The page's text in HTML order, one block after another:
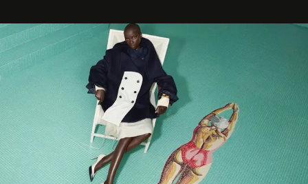
un’impronta indelebile nella storia della moda.